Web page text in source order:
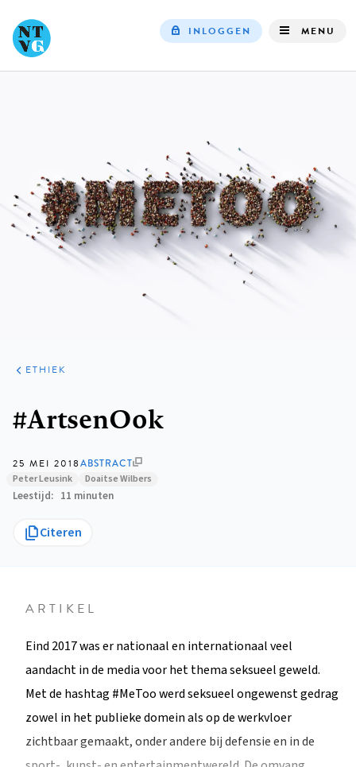
INLOGGEN MENU
ARTIKELEN
PERSPECTIEF
ETHIEK
#ArtsenOok
25 MEI 2018ABSTRACT
Peter Leusink
Doaitse Wilbers
Leestijd 11 minuten
Citeren
ARTIKEL
Eind 2017 was er nationaal en internationaal veel
aandacht in de media voor het thema seksueel geweld.
Met de hashtag #MeToo werd seksueel ongewenst gedrag
zowel in het publieke domein als op de werkvloer
zichtbaar gemaakt, onder andere bij defensie en in de